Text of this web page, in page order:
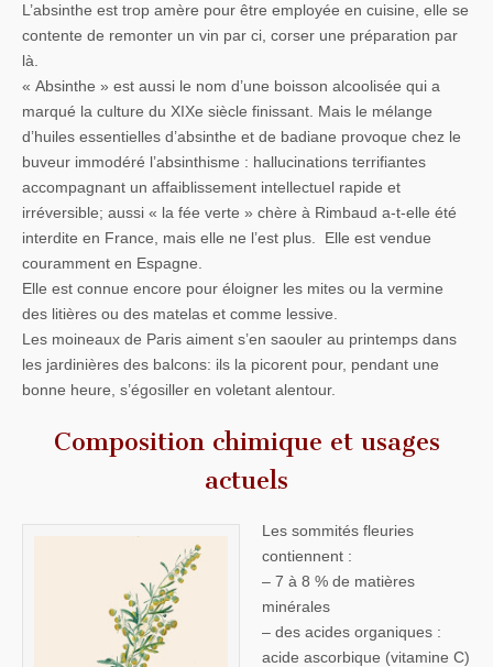
L’absinthe est trop amère pour être employée en cuisine, elle se
contente de remonter un vin par ci, corser une préparation par
là.
« Absinthe » est aussi le nom d’une boisson alcoolisée qui a
marqué la culture du XIXe siècle finissant. Mais le mélange
d’huiles essentielles d’absinthe et de badiane provoque chez le
buveur immodéré l’absinthisme : hallucinations terrifiantes
accompagnant un affaiblissement intellectuel rapide et
irréversible; aussi « la fée verte » chère à Rimbaud a-t-elle été
interdite en France, mais elle ne l’est plus. Elle est vendue
couramment en Espagne.
Elle est connue encore pour éloigner les mites ou la vermine
des litières ou des matelas et comme lessive.
Les moineaux de Paris aiment s’en saouler au printemps dans
les jardinières des balcons: ils la picorent pour, pendant une
bonne heure, s’égosiller en voletant alentour.
Composition chimique et usages
actuels
Les sommités fleuries
contiennent :
– 7 à 8 % de matières
minérales
– des acides organiques :
acide ascorbique (vitamine C)